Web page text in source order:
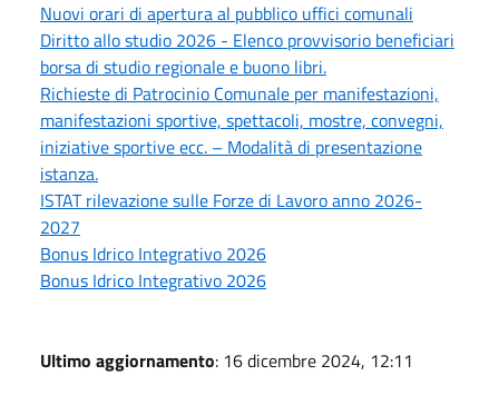
Nuovi orari di apertura al pubblico uffici comunali
Diritto allo studio 2026 - Elenco provvisorio beneficiari
borsa di studio regionale e buono libri.
Richieste di Patrocinio Comunale per manifestazioni,
manifestazioni sportive, spettacoli, mostre, convegni,
iniziative sportive ecc. – Modalità di presentazione
istanza.
ISTAT rilevazione sulle Forze di Lavoro anno 2026-
2027
Bonus Idrico Integrativo 2026
Bonus Idrico Integrativo 2026
Ultimo aggiornamento: 16 dicembre 2024, 12:11